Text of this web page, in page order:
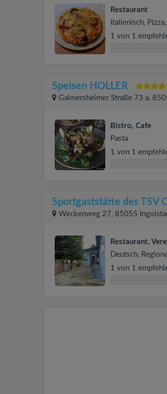
Restaurant
Italienisch,
1 von 1
Speisen HOLLER
Gaimersheimer Straße 73 a,
Bistro, Cafe
Pasta
1 von 1
Sportgaststätte des TSV
Weckenweg 27, 85055
Restaurant,
Deutsch,
1 von 1